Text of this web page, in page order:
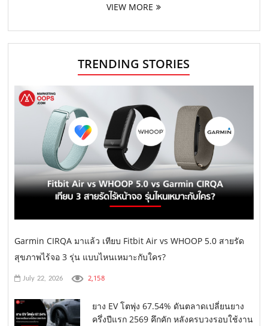
VIEW MORE
TRENDING STORIES
Garmin CIRQA มาแล้ว เทียบ Fitbit Air vs WHOOP 5.0 สายรัด
สุขภาพไร้จอ 3 รุ่น แบบไหนเหมาะกับใคร?
July 22, 2026 2,158
ยาง EV โตพุ่ง 67.54% ดันตลาดเปลี่ยนยาง
ครึ่งปีแรก 2569 คึกคัก หลังครบวงรอบใช้งาน